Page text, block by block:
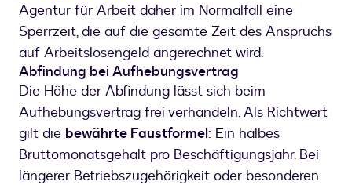
Agentur für Arbeit daher im Normalfall eine
Sperrzeit, die auf die gesamte Zeit des Anspruchs
auf Arbeitslosengeld angerechnet wird.
Abfindung bei Aufhebungsvertrag
Die Höhe der Abfindung lässt sich beim
Aufhebungsvertrag frei verhandeln. Als Richtwert
gilt die bewährte Faustformel: Ein halbes
Bruttomonatsgehalt pro Beschäftigungsjahr. Bei
längerer Betriebszugehörigkeit oder besonderen